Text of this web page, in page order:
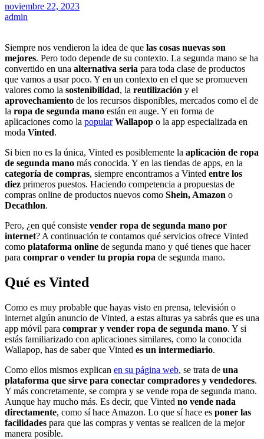
noviembre 22, 2023
admin
Siempre nos vendieron la idea de que las cosas nuevas son
mejores. Pero todo depende de su contexto. La segunda mano se ha
convertido en una alternativa seria para toda clase de productos
que vamos a usar poco. Y en un contexto en el que se promueven
valores como la sostenibilidad, la reutilización y el
aprovechamiento de los recursos disponibles, mercados como el de
la ropa de segunda mano están en auge. Y en forma de
aplicaciones como la popular Wallapop o la app especializada en
moda Vinted.
Si bien no es la única, Vinted es posiblemente la aplicación de ropa
de segunda mano más conocida. Y en las tiendas de apps, en la
categoría de compras, siempre encontramos a Vinted entre los
diez primeros puestos. Haciendo competencia a propuestas de
compras online de productos nuevos como Shein, Amazon o
Decathlon.
Pero, ¿en qué consiste vender ropa de segunda mano por
internet? A continuación te contamos qué servicios ofrece Vinted
como plataforma online de segunda mano y qué tienes que hacer
para comprar o vender tu propia ropa de segunda mano.
Qué es Vinted
Como es muy probable que hayas visto en prensa, televisión o
internet algún anuncio de Vinted, a estas alturas ya sabrás que es una
app móvil para comprar y vender ropa de segunda mano. Y si
estás familiarizado con aplicaciones similares, como la conocida
Wallapop, has de saber que Vinted es un intermediario.
Como ellos mismos explican en su página web, se trata de una
plataforma que sirve para conectar compradores y vendedores.
Y más concretamente, se compra y se vende ropa de segunda mano.
Aunque hay mucho más. Es decir, que Vinted no vende nada
directamente, como sí hace Amazon. Lo que sí hace es poner las
facilidades para que las compras y ventas se realicen de la mejor
manera posible.